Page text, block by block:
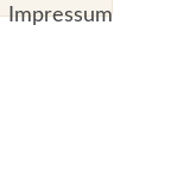
Impressum